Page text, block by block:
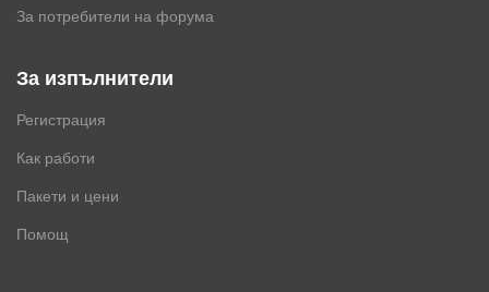
За потребители на форума
За изпълнители
Регистрация
Как работи
Пакети и цени
Помощ